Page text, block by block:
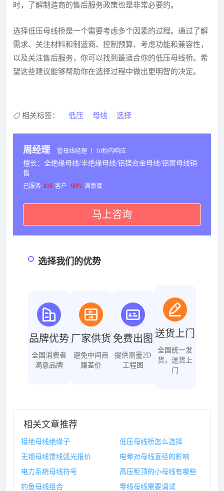
时，了解制造商的售后服务政策也是非常必要的。
选择低压母线桥是一个需要考虑多个因素的过程。通过了解
需求、关注材料和制造商、控制预算、考虑功能和兼容性，
以及关注售后服务，你可以找到最适合你的低压母线桥。希
望这些建议能够帮助你在选择过程中做出更明智的决定。
相关标签： 低压 母线 选择
周经理 管母线经理 丨 10秒内响应
擅长：全绝缘母线/半绝缘母线/铝镁合金母线/铝管母线销
售
已服务 816 客户 99% 满意度
马上咨询
选择我们的优势
品牌优势
全国消费者
满意品牌
厂家供货
避免中间商
赚差价
免费出图
提供测量2D
工程图
送货上门
全国统一发
货，送货上
门
相关文章推荐
接地母线绝缘子
低压母线桥怎么选择
无锡母线馈线弧光报价
电晕对母线直径的影响
电力系统母线符号
高压柜顶的小母线有哪些
钓鱼母线组合
零线母线需要调试